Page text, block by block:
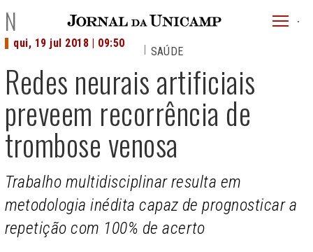
JU
NOTÍCIAS
Redes neurais artificiais
preveem recorrência de
trombose venosa
qui, 19 jul 2018 | 09:50
SAÚDE
Trabalho multidisciplinar resulta em
metodologia inédita capaz de prognosticar a
repetição com 100% de acerto